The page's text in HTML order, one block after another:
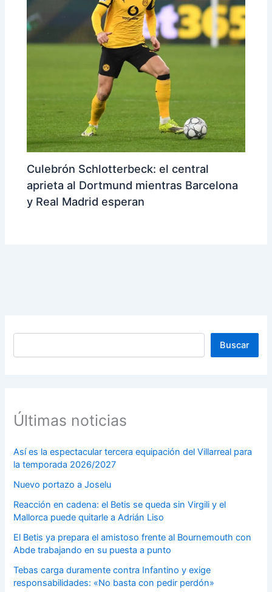
Culebrón Schlotterbeck: el central
aprieta al Dortmund mientras Barcelona
y Real Madrid esperan
Buscar
Buscar
Últimas noticias
Así es la espectacular tercera equipación del Villarreal para
la temporada 2026/2027
Nuevo portazo a Joselu
Reacción en cadena: el Betis se queda sin Virgili y el
Mallorca puede quitarle a Adrián Liso
El Betis ya prepara el amistoso frente al Bournemouth con
Abde trabajando en su puesta a punto
Tebas carga duramente contra Infantino y exige
responsabilidades: «No basta con pedir perdón»